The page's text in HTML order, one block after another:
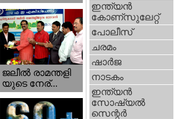
ജലീല്‍ രാമന്തളി
യുടെ നേര്...
ഇന്ത്യന്‍
കോണ്സുലേറ്റ്
പോലീസ്
ചരമം
ഷാര്‍ജ
നാടകം
ഇന്ത്യന്‍
സോഷ്യല്‍
സെന്റര്‍